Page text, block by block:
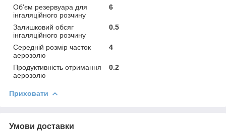
Об'єм резервуара для
інгаляційного розчину
6
Залишковий обсяг
інгаляційного розчину
0.5
Середній розмір часток
аерозолю
4
Продуктивність отримання
аерозолю
0.2
Приховати
Умови доставки